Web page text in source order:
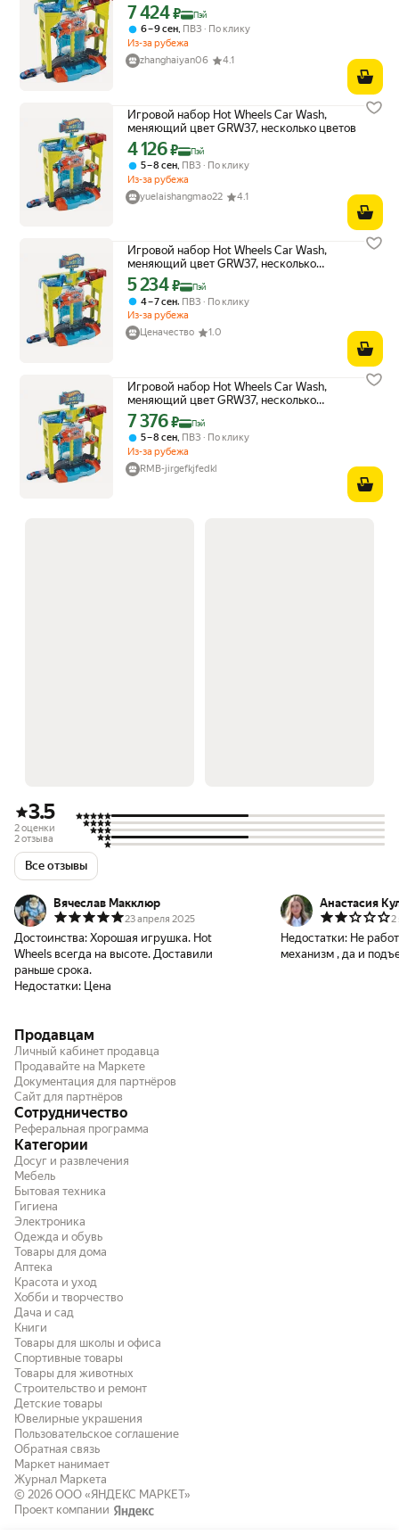
Цена с картой Яндекс Пэй 7424 ₽ вместо
7 424₽ Пэй
6 – 9 сен, ПВЗ
По клику
Из-за рубежа
zhanghaiyan06
4.1
Игровой набор Hot Wheels Car Wash,
меняющий цвет GRW37, несколько цветов
Цена с картой Яндекс Пэй 4126 ₽ вместо
4 126₽ Пэй
5 – 8 сен ПВЗ
По клику
Из-за рубежа
yuelaishangmao22
4.1
Игровой набор Hot Wheels Car Wash,
меняющий цвет GRW37, несколько
цветов YZ
Цена с картой Яндекс Пэй 5234 ₽ вместо
5 234₽ Пэй
4 – 7 сен, ПВЗ
По клику
Из-за рубежа
Ценачество
1.0
Игровой набор Hot Wheels Car Wash,
меняющий цвет GRW37, несколько
цветов
Цена с картой Яндекс Пэй 7376 ₽ вместо
7 376₽ Пэй
5 – 8 сен, ПВЗ
По клику
Из-за рубежа
RMB-jirgefkjfedkl
3.5
2 оценки
2 отзыва
Все отзывы
Вячеслав Макклюр
23 апреля 2025
Достоинства: Хорошая игрушка. Hot
Wheels всегда на высоте. Доставили
раньше срока.
Недостатки:
Цена
Анастасия
2
Недостатки: Не
механизм , да и
Продавцам
Личный кабинет продавца
Продавайте на Маркете
Документация для партнёров
Сайт для партнёров
Сотрудничество
Реферальная программа
Категории
Досуг и развлечения
Мебель
Бытовая техника
Гигиена
Электроника
Одежда и обувь
Товары для дома
Аптека
Красота и уход
Хобби и творчество
Дача и сад
Книги
Товары для школы и офиса
Спортивные товары
Товары для животных
Строительство и ремонт
Детские товары
Ювелирные украшения
Пользовательское соглашение
Обратная связь
Маркет нанимает
Журнал Маркета
© 2026 ООО «ЯНДЕКС МАРКЕТ»
Проект компании